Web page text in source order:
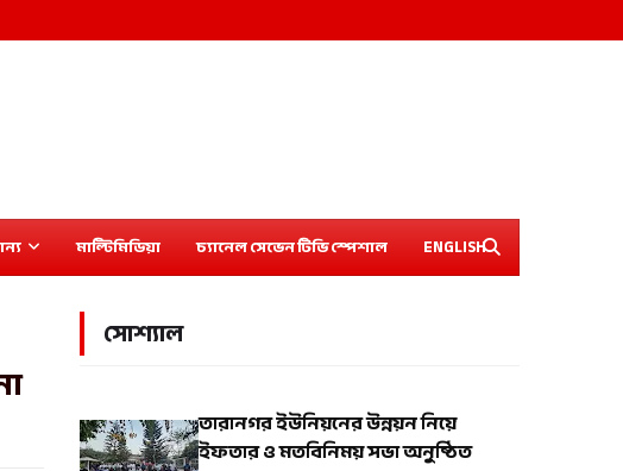
মাল্টিমিডিয়া চ্যানেল সেভেন টিভি স্পেশাল ENGLISH
সোশ্যাল
তারানগর ইউনিয়নের উন্নয়ন নিয়ে
ইফতার ও মতবিনিময় সভা অনুষ্ঠিত